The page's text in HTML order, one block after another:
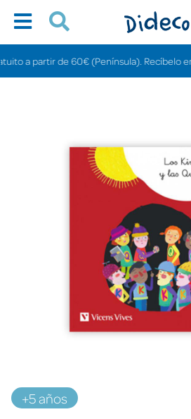
a partir de 60€ (Península). Recíbelo en
+5 años